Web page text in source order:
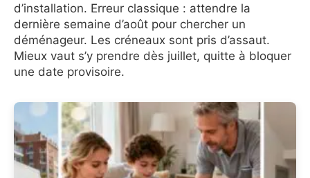
d’installation. Erreur classique : attendre la
dernière semaine d’août pour chercher un
déménageur. Les créneaux sont pris d’assaut.
Mieux vaut s’y prendre dès juillet, quitte à bloquer
une date provisoire.